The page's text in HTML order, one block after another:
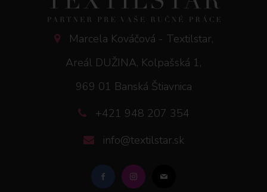
Marcela Kováčová - Textilstar,
Areál DUŽINA, Kolpašská 1,
969 01 Banská Štiavnica
+421 948 207 354
info@textilstar.sk